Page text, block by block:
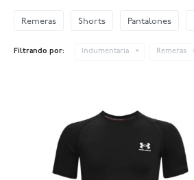
Remeras Shorts Pantalones
Filtrando por: Indumentaria Remeras